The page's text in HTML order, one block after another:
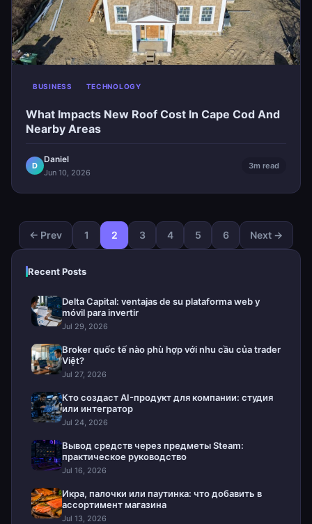
BUSINESS TECHNOLOGY
What Impacts New Roof Cost In Cape Cod And
Nearby Areas
D
Daniel
Jun 10, 2026
3m read
← Prev 1 2 3 4 5 6 Next →
Recent Posts
Delta Capital: ventajas de su plataforma web y
móvil para invertir
Jul 29, 2026
Broker quốc tế nào phù hợp với nhu cầu của trader
Việt?
Jul 27, 2026
Кто создаст AI-продукт для компании: студия
или интегратор
Jul 24, 2026
Вывод средств через предметы Steam:
практическое руководство
Jul 16, 2026
Икра, палочки или паутинка: что добавить в
ассортимент магазина
Jul 13, 2026